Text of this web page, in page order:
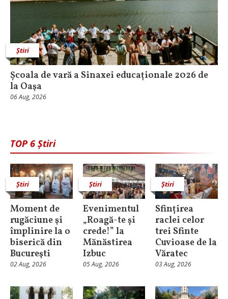
Știri
Școala de vară a Sinaxei educaționale 2026 de
la Oaşa
06 Aug, 2026
TOP 6 Știri
Știri
Moment de
rugăciune şi
împlinire la o
biserică din
Bucureşti
02 Aug, 2026
Știri
Evenimentul
„Roagă-te și
crede!” la
Mănăstirea
Izbuc
05 Aug, 2026
Știri
Sfințirea
raclei celor
trei Sfinte
Cuvioase de la
Văratec
03 Aug, 2026